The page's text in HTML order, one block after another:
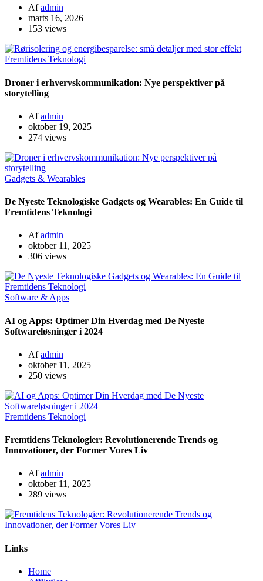
Afadmin
marts 16, 2026
153 views
Fremtidens Teknologi
Droner i erhvervskommunikation: Nye perspektiver på
storytelling
Afadmin
oktober 19, 2025
274 views
Gadgets & Wearables
De Nyeste Teknologiske Gadgets og Wearables: En Guide til
Fremtidens Teknologi
Afadmin
oktober 11, 2025
306 views
Software & Apps
AI og Apps: Optimer Din Hverdag med De Nyeste
Softwareløsninger i 2024
Afadmin
oktober 11, 2025
250 views
Fremtidens Teknologi
Fremtidens Teknologier: Revolutionerende Trends og
Innovationer, der Former Vores Liv
Afadmin
oktober 11, 2025
289 views
Links
Home